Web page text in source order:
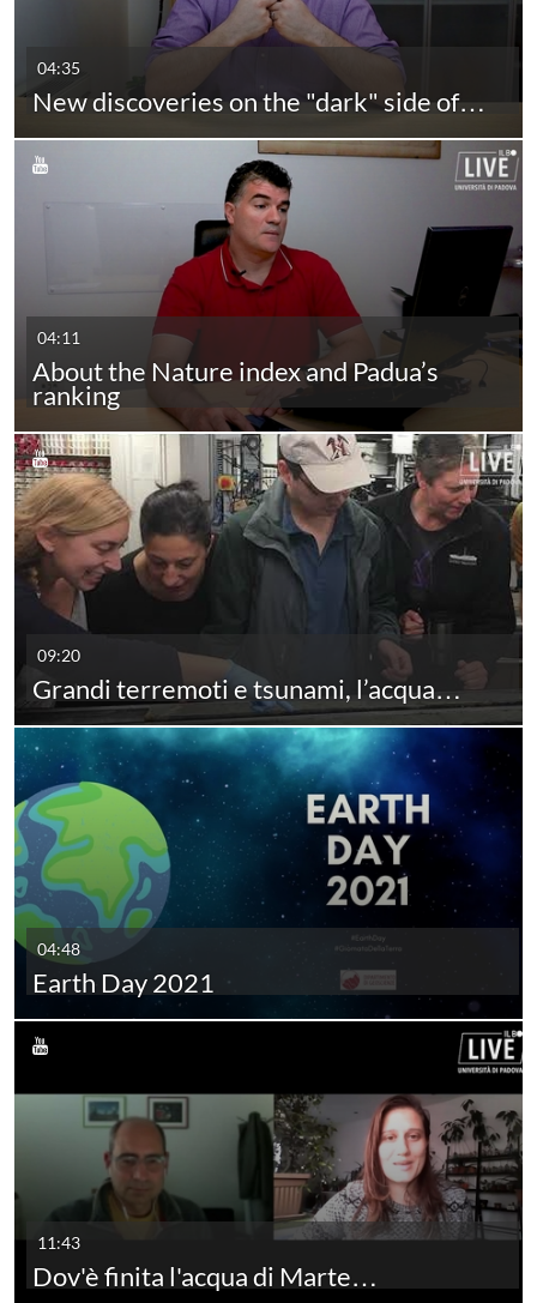
04:35
New discoveries on the "dark" side of…
04:11
About the Nature index and Padua’s
ranking
09:20
Grandi terremoti e tsunami, l’acqua…
04:48
Earth Day 2021
11:43
Dov'è finita l'acqua di Marte…